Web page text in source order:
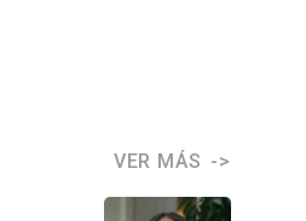
VER MÁS